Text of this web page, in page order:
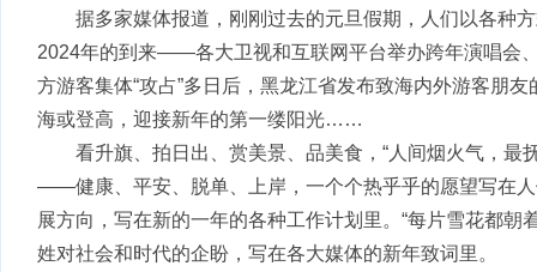
据多家媒体报道，刚刚过去的元旦假期，人们以各种
2024年的到来——各大卫视和互联网平台举办跨年演唱会
方游客集体“攻占”多日后，黑龙江省发布致海内外游客朋
海或登高，迎接新年的第一缕阳光……
看升旗、拍日出、赏美景、品美食，“人间烟火气，
——健康、平安、脱单、上岸，一个个热乎乎的愿望写在
展方向，写在新的一年的各种工作计划里。“每片雪花都朝
姓对社会和时代的企盼，写在各大媒体的新年致词里。